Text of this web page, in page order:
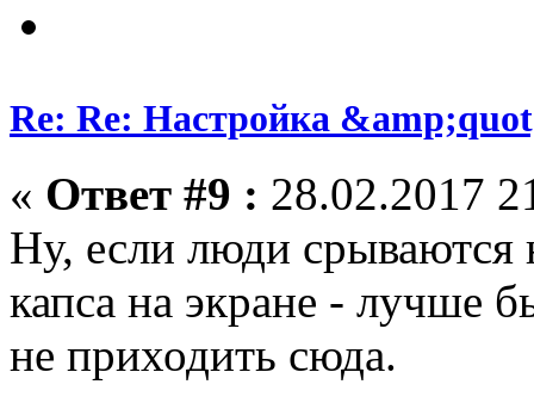
Re: Re: Настройка
« Ответ #9 : 28.02.2017
Ну, если люди срываются
капса на экране - лучше
не приходить сюда.